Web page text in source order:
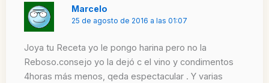
Marcelo
25 de agosto de 2016 a las 01:07
Joya tu Receta yo le pongo harina pero no la
Reboso.consejo yo la dejó c el vino y condimentos
4horas más menos, qeda espectacular . Y varias